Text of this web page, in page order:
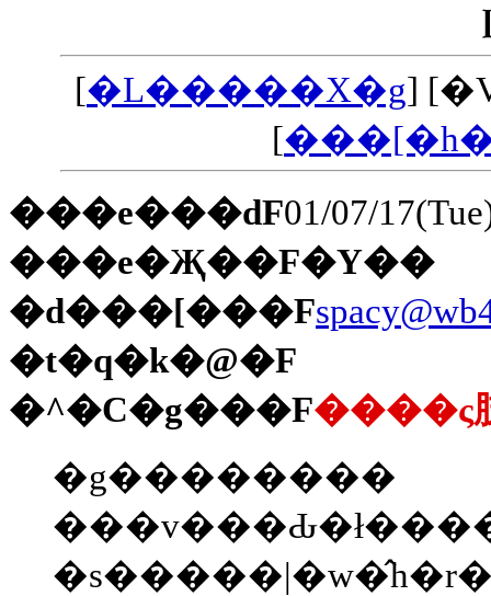
[�L�����X�g]
[
���e���ԁF01/07/
���e�Җ��F�Y��
�d���[���F
�t�q�k�@�F
�^�C�g���F����ς
�g��������